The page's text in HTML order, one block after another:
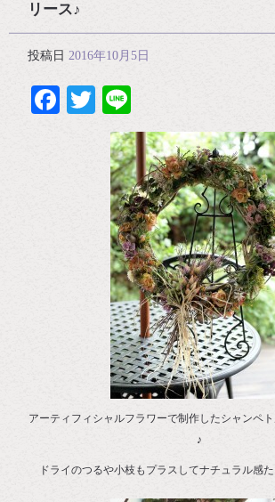
リース♪
投稿日 2016年10月5日
Facebook
Twitter
アーティフィシャルフラワーで制作したシャンペ
♪
ドライのつるや小枝もプラスしてナチュラル感た